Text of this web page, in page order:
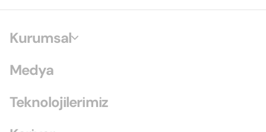
Kurumsal
Medya
Teknolojilerimiz